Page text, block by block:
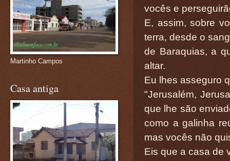
vocês e
E, assim, sobre
terra, desde o
de Baraquias, a
altar.
Eu lhes asseguro
"Jerusalém,
que lhe são
como a galinha
mas vocês não
Eis que a casa de
Martinho Campos
Casa antiga